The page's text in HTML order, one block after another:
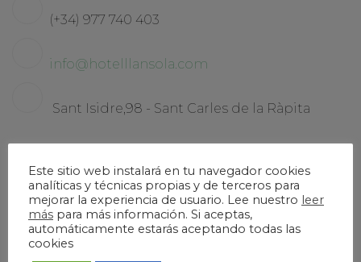
(+34) 977 740 403
info@hotelllansola.com
Sant Isidre,98 - Sant Carles de la Ràpita
Recent Posts
Maria I Rodolfo
May 30
Este sitio web instalará en tu navegador cookies
analíticas y técnicas propias y de terceros para
mejorar la experiencia de usuario. Lee nuestro leer
más para más información. Si aceptas,
automáticamente estarás aceptando todas las
cookies